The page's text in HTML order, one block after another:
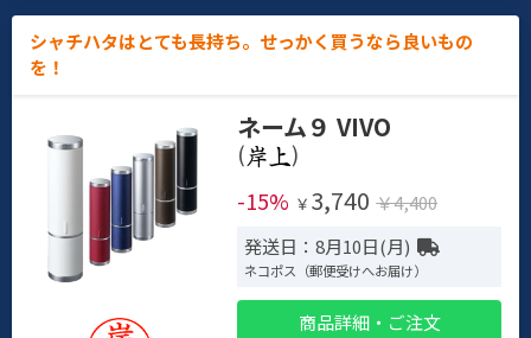
シャチハタはとても長持ち。せっかく買うなら良いもの
を！
ネーム９ VIVO
(
)
-15% ￥ 3,740 ￥4,400
発送日：8月10日(月)
ネコポス（郵便受けへお届け）
商品詳細・ご注文